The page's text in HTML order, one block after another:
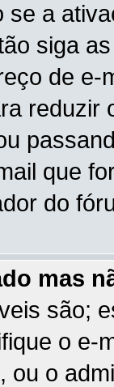
se a
siga
de
reduzir
que
do
mas
são;
o e-
ou o